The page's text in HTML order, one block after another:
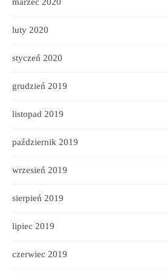
marzec 2020
luty 2020
styczeń 2020
grudzień 2019
listopad 2019
październik 2019
wrzesień 2019
sierpień 2019
lipiec 2019
czerwiec 2019